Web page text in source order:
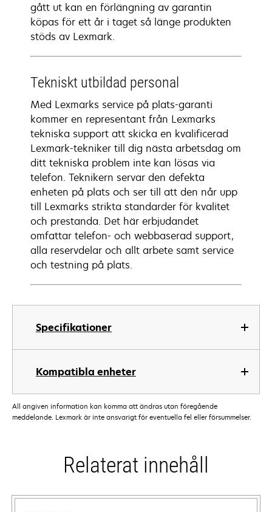
Specifikationer
Kompatibla enheter
gått ut kan en förlängning av garantin
köpas för ett år i taget så länge produkten
stöds av Lexmark.
Tekniskt utbildad personal
Med Lexmarks service på plats-garanti
kommer en representant från Lexmarks
tekniska support att skicka en kvalificerad
Lexmark-tekniker till dig nästa arbetsdag om
ditt tekniska problem inte kan lösas via
telefon. Teknikern servar den defekta
enheten på plats och ser till att den når upp
till Lexmarks strikta standarder för kvalitet
och prestanda. Det här erbjudandet
omfattar telefon- och webbaserad support,
alla reservdelar och allt arbete samt service
och testning på plats.
All angiven information kan komma att ändras utan föregående
meddelande. Lexmark är inte ansvarigt för eventuella fel eller försummelser.
Relaterat innehåll